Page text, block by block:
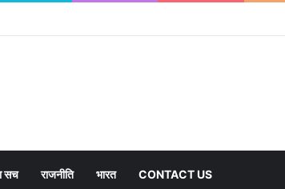
सच राजनीति भारत CONTACT US